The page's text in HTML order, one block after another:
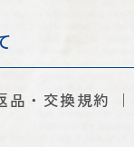
品・交換規約